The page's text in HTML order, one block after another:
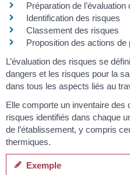
Préparation de l’évaluation
Identification des risques
Classement des risques
Proposition des actions de
L’évaluation des risques se
dangers et les risques pour la
dans tous les aspects liés au
Elle comporte un inventaire des
risques identifiés dans chaque
de l’établissement, y compris
thermiques.
Exemple